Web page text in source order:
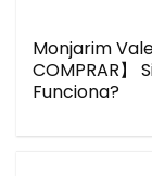
Monjarim
COMPRAR】
Funciona?